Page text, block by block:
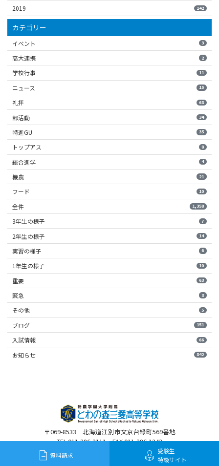
2019 142
カテゴリー
イベント 3
高大連携 2
学校行事 11
ニュース 15
礼拝 68
部活動 34
特進GU 35
トップアス 8
総合進学 4
機農 21
フード 10
全件 1,358
3年生の様子 7
2年生の様子 14
実習の様子 6
1年生の様子 10
重要 63
緊急 3
その他 5
ブログ 151
入試情報 66
お知らせ 842
〒069-8533 北海道江別市文京台緑町569番地
TEL 011-386-3111 FAX 011-386-1243
資料請求
受験生
特設サイト